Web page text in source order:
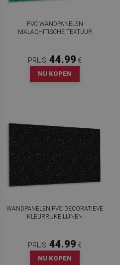
PVC WANDPANELEN
MALACHITISCHE TEXTUUR
PRIJS: 44.99 €
NU KOPEN
WANDPANELEN PVC DECORATIEVE
KLEURRIJKE LIJNEN
PRIJS: 44.99 €
NU KOPEN